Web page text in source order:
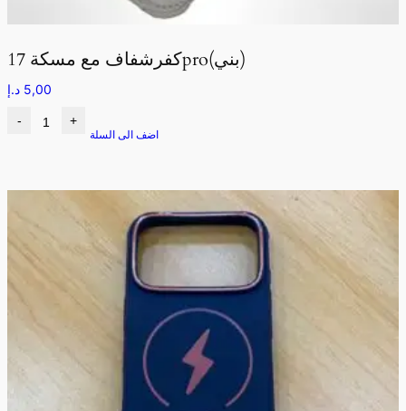
كفرشفاف مع مسكة 17pro(بني)
5,00 د.إ
- +
اضف الى السلة